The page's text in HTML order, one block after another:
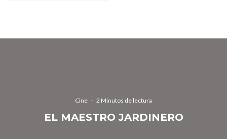
Cine · 2 Minutos de lectura
EL MAESTRO JARDINERO